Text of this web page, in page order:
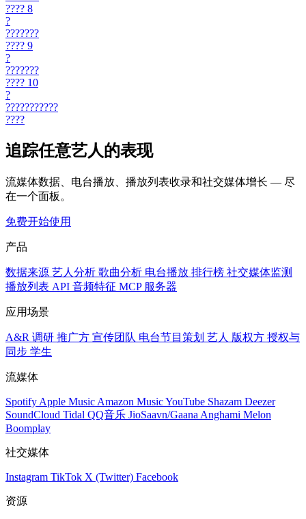
???? 8
?
???????
???? 9
?
???????
???? 10
?
???????????
????
追踪任意艺人的表现
流媒体数据、电台播放、播放列表收录和社交媒体增长 — 尽
在一个面板。
免费开始使用
产品
数据来源 艺人分析 歌曲分析 电台播放 排行榜 社交媒体监测
播放列表 API 音频特征 MCP 服务器
应用场景
A&R 调研 推广方 宣传团队 电台节目策划 艺人 版权方 授权与
同步 学生
流媒体
Spotify Apple Music Amazon MusicYouTube Shazam Deezer
SoundCloud Tidal QQ音乐 JioSaavn/Gaana Anghami Melon
Boomplay
社交媒体
Instagram TikTok X (Twitter) Facebook
资源